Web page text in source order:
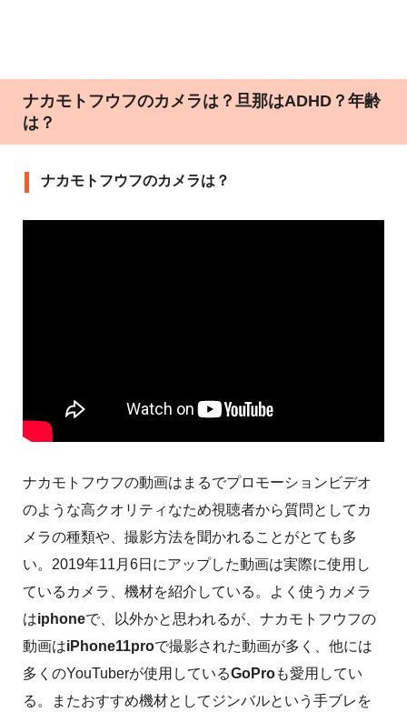
ナカモトフウフのカメラは？旦那はADHD？年齢
は？
ナカモトフウフのカメラは？
ナカモトフウフの動画はまるでプロモーションビデオ
のような高クオリティなため視聴者から質問としてカ
メラの種類や、撮影方法を聞かれることがとても多
い。2019年11月6日にアップした動画は実際に使用し
ているカメラ、機材を紹介している。よく使うカメラ
はiphoneで、以外かと思われるが、ナカモトフウフの
動画はiPhone11proで撮影された動画が多く、他には
多くのYouTuberが使用しているGoProも愛用してい
る。またおすすめ機材としてジンバルという手ブレを